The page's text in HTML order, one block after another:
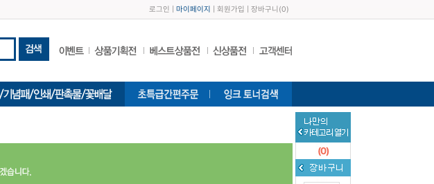
로그인 마이페이지 회원가입 장바구니 (0)
(0)